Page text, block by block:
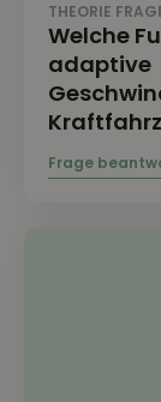
THEORIE
Welche
adaptive